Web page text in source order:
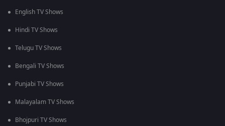
English TV Shows
Hindi TV Shows
Telugu TV Shows
Bengali TV Shows
Punjabi TV Shows
Malayalam TV Shows
Bhojpuri TV Shows